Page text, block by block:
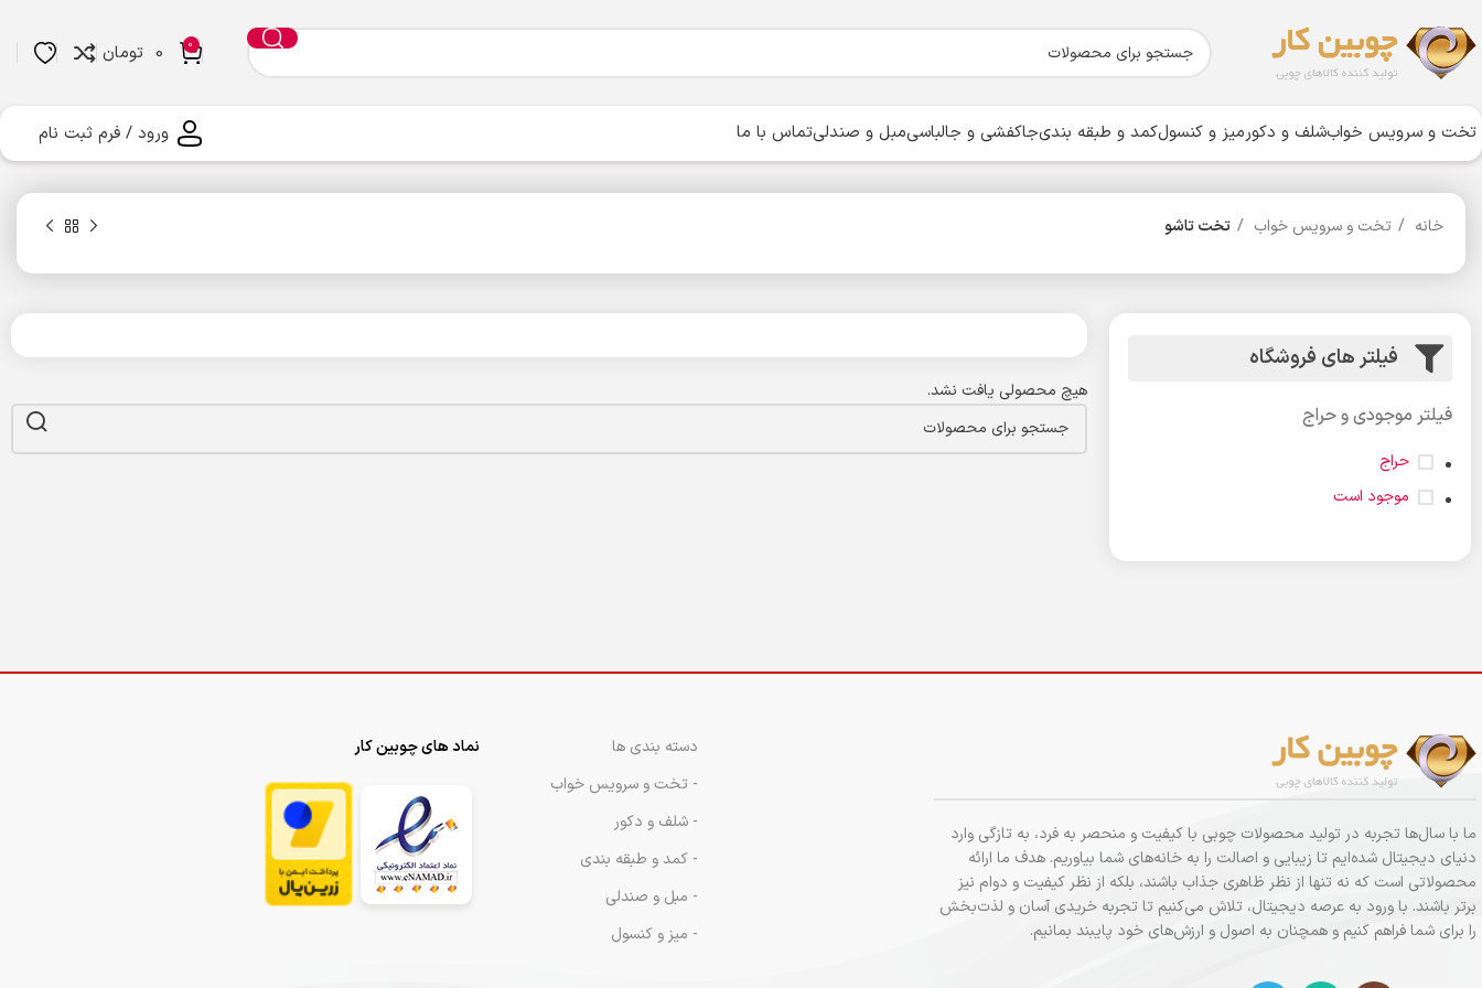
0
0 تومان
تخت و سرویس خوابشلف و دکورمیز و کنسولکمد و طبقه بندیجاکفشی و جالباسیمبل و صندلیتماس با ما ورود / فرم ثبت نام
خانه تخت و سرویس خواب تخت تاشو
فیلتر های فروشگاه
فیلتر موجودی و حراج
حراج
موجود است
هیچ محصولی یافت نشد.
ما با سال‌ها تجربه در تولید محصولات چوبی با کیفیت و منحصر به فرد، به تازگی وارد
دنیای دیجیتال شده‌ایم تا زیبایی و اصالت را به خانه‌های شما بیاوریم. هدف ما ارائه
محصولاتی است که نه تنها از نظر ظاهری جذاب باشند، بلکه از نظر کیفیت و دوام نیز
برتر باشند. با ورود به عرصه دیجیتال، تلاش می‌کنیم تا تجربه خریدی آسان و لذت‌بخش
را برای شما فراهم کنیم و همچنان به اصول و ارزش‌های خود پایبند بمانیم.
دسته بندی ها
- تخت و سرویس خواب
- شلف و دکور
- کمد و طبقه بندی
- مبل و صندلی
- میز و کنسول
نماد های چوبین کار